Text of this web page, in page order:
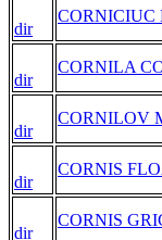
dir
dir
CORNILA
dir
CORNILOV
dir
CORNIS
dir
CORNIS